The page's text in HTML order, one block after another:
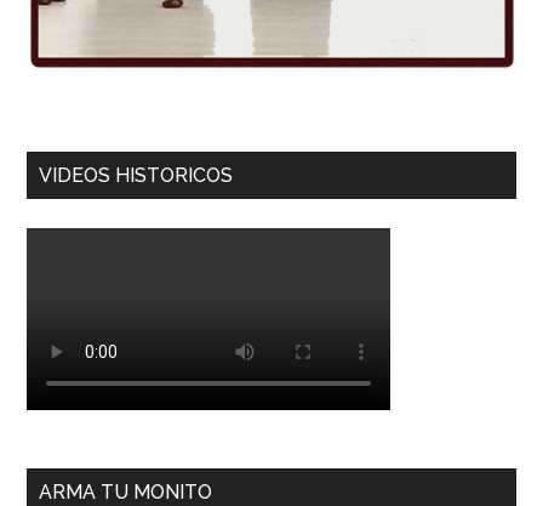
VIDEOS HISTORICOS
ARMA TU MONITO